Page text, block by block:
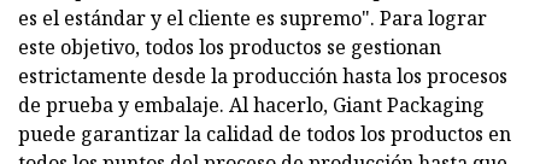
es el estándar y el cliente es supremo". Para lograr
este objetivo, todos los productos se gestionan
estrictamente desde la producción hasta los procesos
de prueba y embalaje. Al hacerlo, Giant Packaging
puede garantizar la calidad de todos los productos en